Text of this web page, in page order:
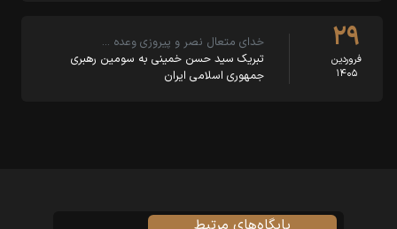
۲۹
فروردین
۱۴۰۵
خدای متعال نصر و پیروزی وعده …
تبریک سید حسن خمینی به سومین رهبری
جمهوری اسلامی ایران